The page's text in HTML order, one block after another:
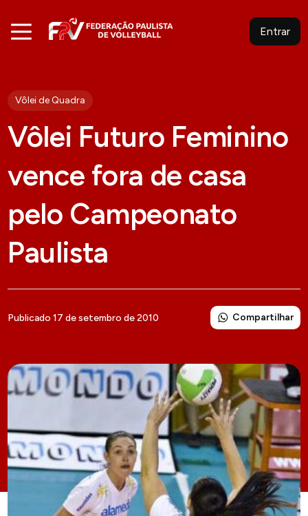
Entrar
Vôlei de Quadra
Vôlei Futuro Feminino
vence fora de casa
pelo Campeonato
Paulista
Publicado 17 de setembro de 2010 Compartilhar